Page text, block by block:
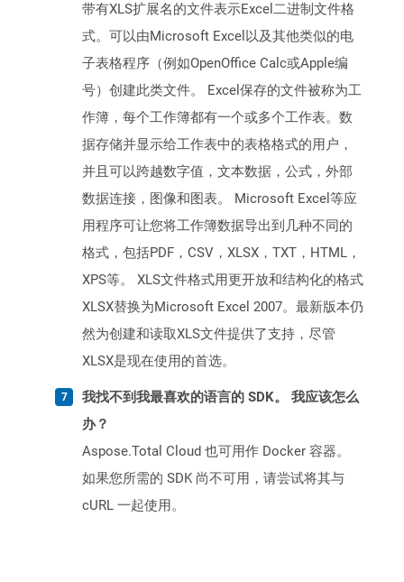
带有XLS扩展名的文件表示Excel二进制文件格
式。可以由Microsoft Excel以及其他类似的电
子表格程序（例如OpenOffice Calc或Apple编
号）创建此类文件。 Excel保存的文件被称为工
作簿，每个工作簿都有一个或多个工作表。数
据存储并显示给工作表中的表格格式的用户，
并且可以跨越数字值，文本数据，公式，外部
数据连接，图像和图表。 Microsoft Excel等应
用程序可让您将工作簿数据导出到几种不同的
格式，包括PDF，CSV，XLSX，TXT，HTML，
XPS等。 XLS文件格式用更开放和结构化的格式
XLSX替换为Microsoft Excel 2007。最新版本仍
然为创建和读取XLS文件提供了支持，尽管
XLSX是现在使用的首选。
我找不到我最喜欢的语言的 SDK。 我应该怎么
办？
Aspose.Total Cloud 也可用作 Docker 容器。
如果您所需的 SDK 尚不可用，请尝试将其与
cURL 一起使用。